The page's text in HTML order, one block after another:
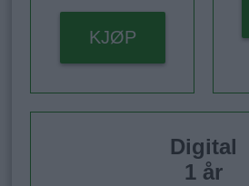
KJØP
Digital
1 år